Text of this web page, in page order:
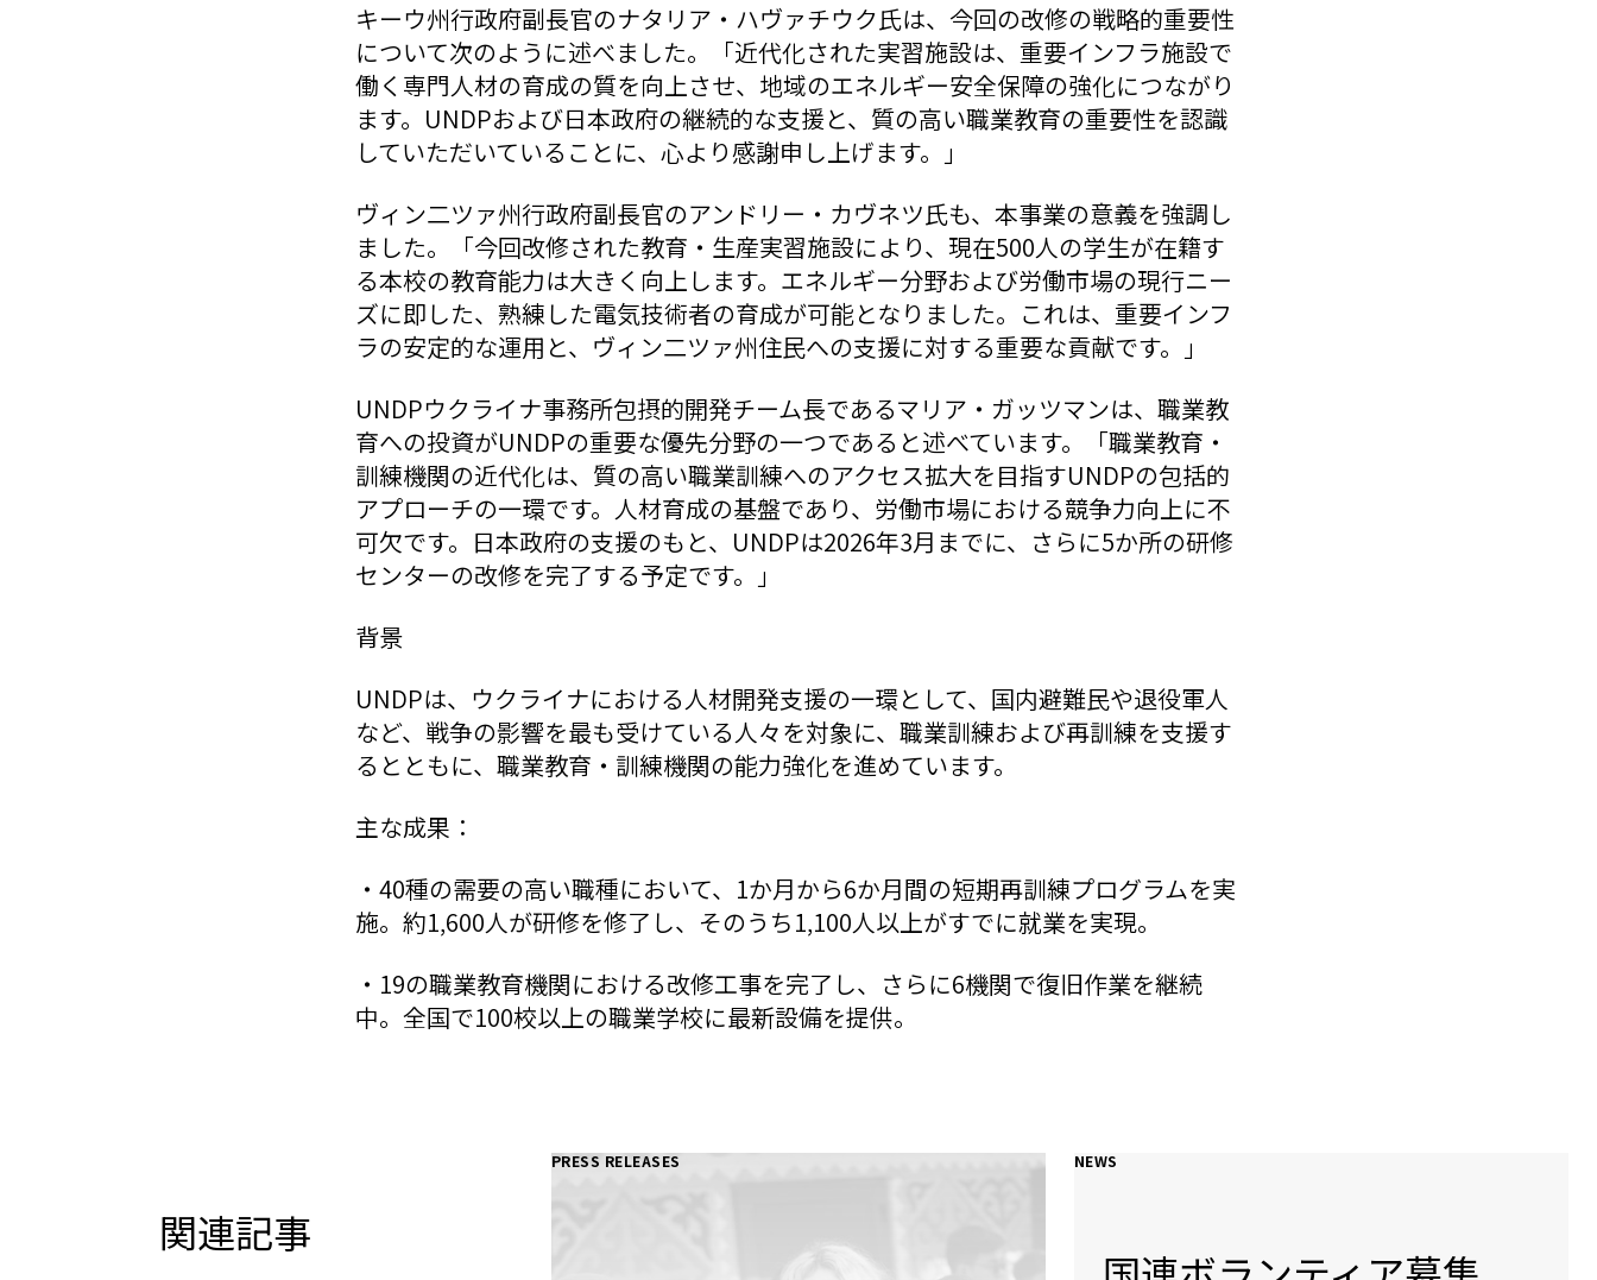
キーウ州行政府副長官のナタリア・ハヴァチウク氏は、今回の改修の戦略的重要性
について次のように述べました。「近代化された実習施設は、重要インフラ施設で
働く専門人材の育成の質を向上させ、地域のエネルギー安全保障の強化につながり
ます。UNDPおよび日本政府の継続的な支援と、質の高い職業教育の重要性を認識
していただいていることに、心より感謝申し上げます。」
ヴィン二ツァ州行政府副長官のアンドリー・カヴネツ氏も、本事業の意義を強調し
ました。「今回改修された教育・生産実習施設により、現在500人の学生が在籍す
る本校の教育能力は大きく向上します。エネルギー分野および労働市場の現行ニー
ズに即した、熟練した電気技術者の育成が可能となりました。これは、重要インフ
ラの安定的な運用と、ヴィン二ツァ州住民への支援に対する重要な貢献です。」
UNDPウクライナ事務所包摂的開発チーム長であるマリア・ガッツマンは、職業教
育への投資がUNDPの重要な優先分野の一つであると述べています。「職業教育・
訓練機関の近代化は、質の高い職業訓練へのアクセス拡大を目指すUNDPの包括的
アプローチの一環です。人材育成の基盤であり、労働市場における競争力向上に不
可欠です。日本政府の支援のもと、UNDPは2026年3月までに、さらに5か所の研修
センターの改修を完了する予定です。」
背景
UNDPは、ウクライナにおける人材開発支援の一環として、国内避難民や退役軍人
など、戦争の影響を最も受けている人々を対象に、職業訓練および再訓練を支援す
るとともに、職業教育・訓練機関の能力強化を進めています。
主な成果：
・40種の需要の高い職種において、1か月から6か月間の短期再訓練プログラムを実
施。約1,600人が研修を修了し、そのうち1,100人以上がすでに就業を実現。
・19の職業教育機関における改修工事を完了し、さらに6機関で復旧作業を継続
中。全国で100校以上の職業学校に最新設備を提供。
関連記事
PRESS RELEASES NEWS